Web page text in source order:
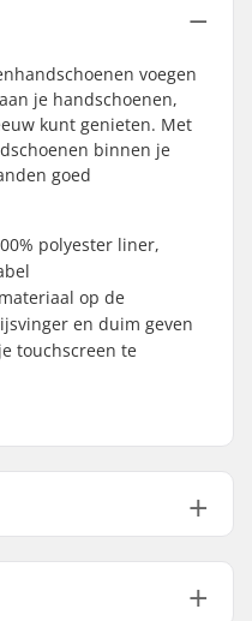
voegen
je handschoenen,
kunt genieten. Met
binnen je
goed
polyester liner,
op de
en duim geven
touchscreen te
5-vinger